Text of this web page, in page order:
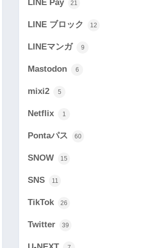
LINE Pay 21
LINE ブロック 12
LINEマンガ 9
Mastodon 6
mixi2 5
Netflix 1
Pontaパス 60
SNOW 15
SNS 11
TikTok 26
Twitter 39